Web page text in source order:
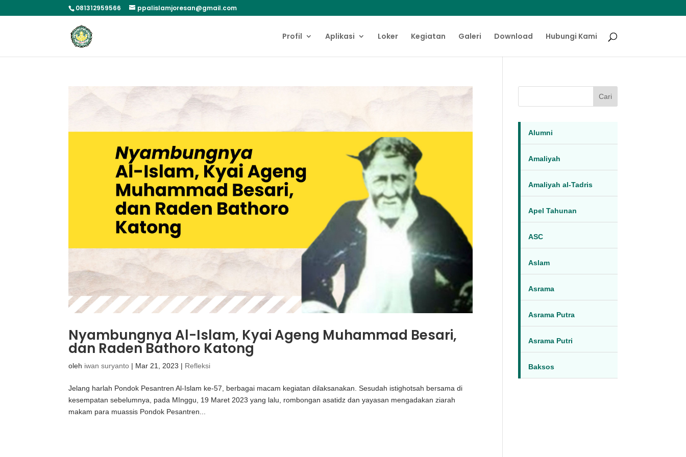
081312959566 ppalislamjoresan@gmail.com
Profil Aplikasi Loker Kegiatan Galeri Download Hubungi Kami
Nyambungnya Al-Islam, Kyai Ageng Muhammad Besari,
dan Raden Bathoro Katong
oleh iwan suryanto | Mar 21, 2023 | Refleksi
Jelang harlah Pondok Pesantren Al-Islam ke-57, berbagai macam kegiatan dilaksanakan. Sesudah istighotsah bersama di
kesempatan sebelumnya, pada MInggu, 19 Maret 2023 yang lalu, rombongan asatidz dan yayasan mengadakan ziarah
makam para muassis Pondok Pesantren...
Cari
Alumni
Amaliyah
Amaliyah al-Tadris
Apel Tahunan
ASC
Aslam
Asrama
Asrama Putra
Asrama Putri
Baksos